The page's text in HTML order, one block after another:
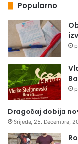
Popularno
Dragočaj dobija
Srijeda, 25. Decembra,